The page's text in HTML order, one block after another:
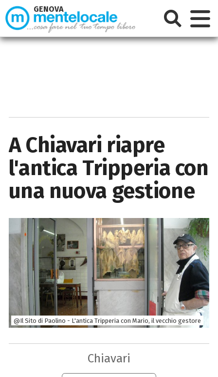
A Chiavari riapre
l'antica Tripperia con
una nuova gestione
@Il Sito di Paolino - L'antica Tripperia con Mario, il vecchio gestore
Chiavari
GENOVA